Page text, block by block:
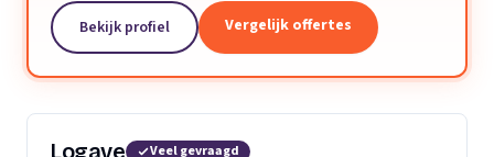
Bekijk profiel Vergelijk offertes
Logave Veel gevraagd